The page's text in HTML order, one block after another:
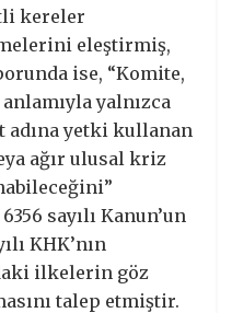
kereler
eleştirmiş,
ise, “Komite,
yalnızca
adına yetki kullanan
ağır ulusal kriz
sayılı Kanun’un
KHK’nın
ilkelerin göz
talep etmiştir.